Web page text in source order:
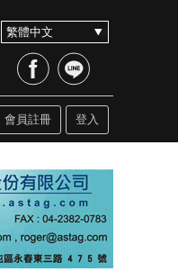
登入
會員註冊